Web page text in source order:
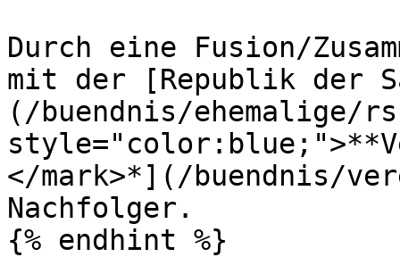
Durch eine Fusion/
mit der [Republik der
(/buendnis/ehemalige/
</mark>*](/buendnis/
Nachfolger.
{% endhint %}